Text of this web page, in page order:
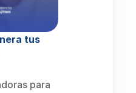
tus
para